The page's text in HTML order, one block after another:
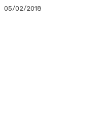
05/02/2018